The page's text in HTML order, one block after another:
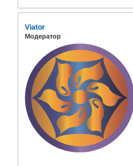
Viator
Модератор